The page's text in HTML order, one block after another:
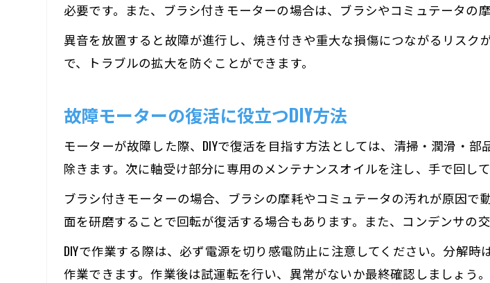
必要です。また、ブラシ付きモーターの場合は、ブラシやコミュテータの
異音を放置すると故障が進行し、焼き付きや重大な損傷につながるリスク
で、トラブルの拡大を防ぐことができます。
故障モーターの復活に役立つDIY方法
モーターが故障した際、DIYで復活を目指す方法としては、清掃・潤滑・
除きます。次に軸受け部分に専用のメンテナンスオイルを注し、手で回し
ブラシ付きモーターの場合、ブラシの摩耗やコミュテータの汚れが原因
面を研磨することで回転が復活する場合もあります。また、コンデンサの
DIYで作業する際は、必ず電源を切り感電防止に注意してください。分解
作業できます。作業後は試運転を行い、異常がないか最終確認しましょう。